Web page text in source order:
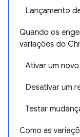
Lançamento
Quando os
variações do
Ativar um
Desativar um
Testar
Como as